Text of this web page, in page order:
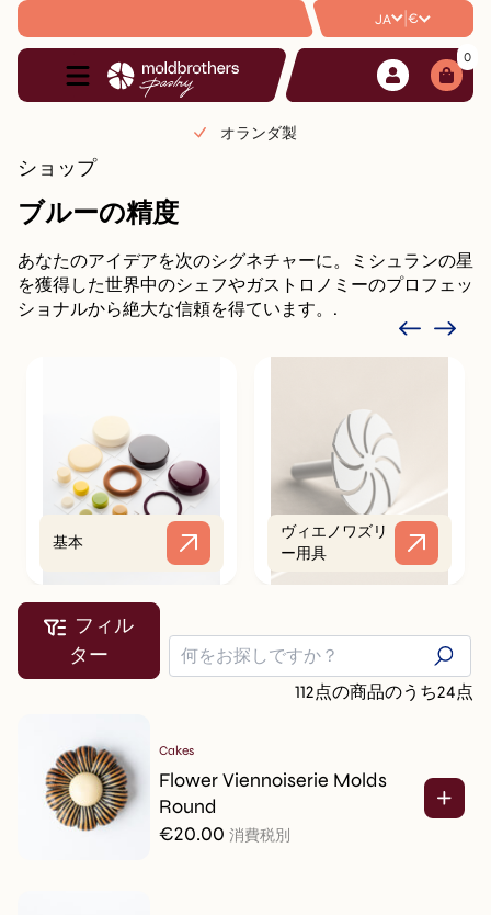
JA | €
0
オランダ製
ショップ
ブルーの精度
あなたのアイデアを次のシグネチャーに。ミシュランの星
を獲得した世界中のシェフやガストロノミーのプロフェッ
ショナルから絶大な信頼を得ています。.
基本
ヴィエノワズリ
ー用具
フィル
ター
112点の商品のうち24点
Cakes
Flower Viennoiserie Molds
Round
€20.00 消費税別